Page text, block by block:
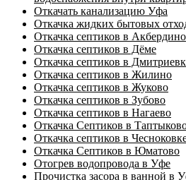
Откачать канализацию Уфа
Откачка жидких бытовых
Откачка септиков в Акбердино
Откачка септиков в Дёме
Откачка септиков в
Откачка септиков в Жилино
Откачка септиков в Жуково
Откачка септиков в Зубово
Откачка септиков в Нагаево
Откачка Септиков в
Откачка септиков в
Откачка Септиков в Юматово
Отогрев водопровода в Уфе
Прочистка засора в ванной в